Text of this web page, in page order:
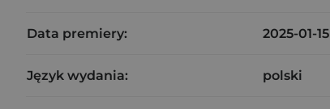
Data premiery: 2025-01-15
Język wydania: polski